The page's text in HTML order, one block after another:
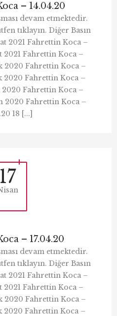
– 14.04.20
devam etmektedir.
tıklayın. Diğer Basın
2021 Fahrettin Koca –
2021 Fahrettin Koca –
2020 Fahrettin Koca –
2020 Fahrettin Koca –
2020 Fahrettin Koca –
2020 Fahrettin Koca –
18 [...]
17
– 17.04.20
devam etmektedir.
tıklayın. Diğer Basın
2021 Fahrettin Koca –
2021 Fahrettin Koca –
2020 Fahrettin Koca –
2020 Fahrettin Koca –